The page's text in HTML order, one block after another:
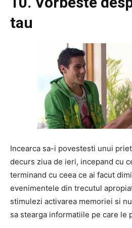
tau
Incearca sa-i povestesti unui
decurs ziua de ieri, incepand cu
terminand cu ceea ce ai facut
evenimentele din trecutul
stimulezi activarea memoriei si
sa stearga informatiile pe care le